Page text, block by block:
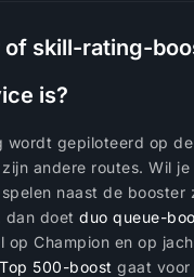
of skill-rating-
is?
wordt gepiloteerd op
andere routes. Wil
naast de booster
dan doetduo queue-
op Champion en op
Top 500-boost gaat